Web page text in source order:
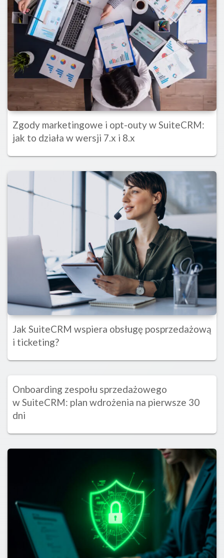
Zgody marketingowe i opt-outy w SuiteCRM:
jak to działa w wersji 7.x i 8.x
Jak SuiteCRM wspiera obsługę posprzedażową
i ticketing?
Onboarding zespołu sprzedażowego
w SuiteCRM: plan wdrożenia na pierwsze 30
dni